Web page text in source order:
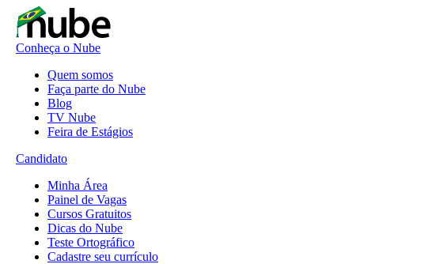
Conheça o Nube
Quem somos
Faça parte do Nube
Blog
TV Nube
Feira de Estágios
Candidato
Minha Área
Painel de Vagas
Cursos Gratuitos
Dicas do Nube
Teste Ortográfico
Cadastre seu currículo